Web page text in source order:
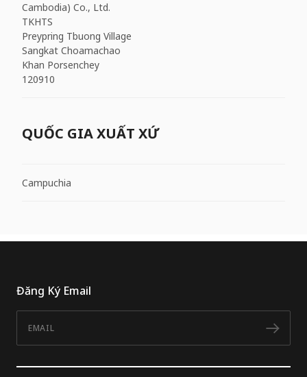
Cambodia) Co., Ltd.
TKHTS
Preypring Tbuong Village
Sangkat Choamachao
Khan Porsenchey
120910
QUỐC GIA XUẤT XỨ
Campuchia
Đăng Ký Email